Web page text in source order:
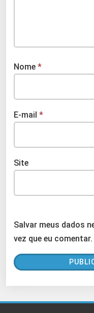
Nome *
E-mail *
Site
Salvar meus dados
vez que eu comentar.